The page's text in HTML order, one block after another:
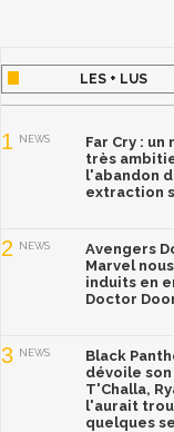
LES + LUS
1 NEWS
Far Cry : un
très
l'abandon
extraction
2 NEWS
Avengers
Marvel
induits en
Doctor
3 NEWS
Black
dévoile
T'Challa,
l'aurait
quelques